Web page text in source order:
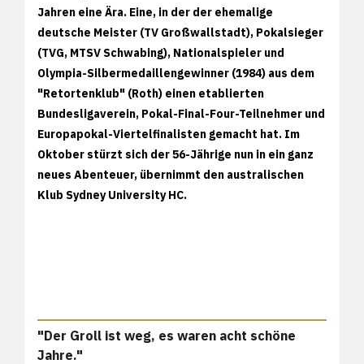
Jahren eine Ära. Eine, in der der ehemalige
deutsche Meister (TV Großwallstadt), Pokalsieger
(TVG, MTSV Schwabing), Nationalspieler und
Olympia-Silbermedaillengewinner (1984) aus dem
"Retortenklub" (Roth) einen etablierten
Bundesligaverein, Pokal-Final-Four-Teilnehmer und
Europapokal-Viertelfinalisten gemacht hat. Im
Oktober stürzt sich der 56-Jährige nun in ein ganz
neues Abenteuer, übernimmt den australischen
Klub Sydney University HC.
"Der Groll ist weg, es waren acht schöne
Jahre."